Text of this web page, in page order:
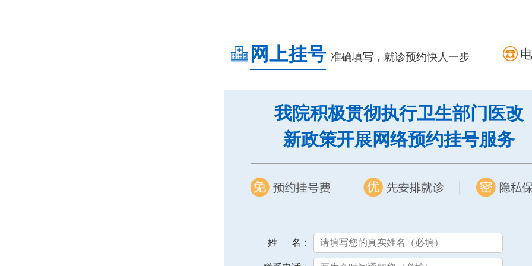
网上挂号 准确填写，就诊预约快人一步
我院积极贯彻执行卫生部门医改
新政策开展网络预约挂号服务
姓 名：